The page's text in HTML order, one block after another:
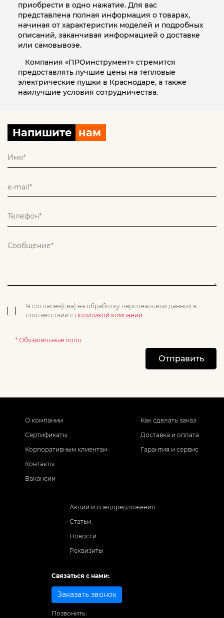
приобрести в одно нажатие. Для вас
представлена полная информация о товарах,
начиная от характеристик моделей и подробных
описаний, заканчивая информацией о доставке
или самовывозе.
Компания «ПРОинструмент» стремится
предоставлять лучшие цены на тепловые
электрические пушки в Краснодаре, а также
наилучшие условия сотрудничества.
Напишите нам
Я согласен(сна) на обработку персональных данных в
соответствии с политикой компании.
* Обязательные поля
Отправить
О компании
Сертификаты
Корпоративным клиентам
Контакты
Вакансии
Как сделать заказ
Доставка и оплата
Гарантия и сервис
Акции и спецпредложения
Статьи
Новости
Реквизиты
Связаться с нами:
Заказать звонок
Позвонить: